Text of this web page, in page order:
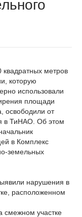
квадратных метров
которую
использовали
площади
освободили от
в ТиНАО. Об этом
в Комплекс
земельных
нарушения в
расположенном
смежном участке